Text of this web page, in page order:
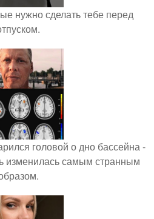
нужно сделать тебе перед
головой о дно бассейна -
изменилась самым странным